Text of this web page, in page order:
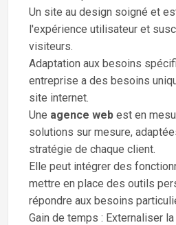
Un site au design soigné et
l'expérience utilisateur et
visiteurs.
Adaptation aux besoins
entreprise a des besoins
site internet.
Une agence web est en
solutions sur mesure,
stratégie de chaque client.
Elle peut intégrer des
mettre en place des outils
répondre aux besoins
Gain de temps : Externaliser